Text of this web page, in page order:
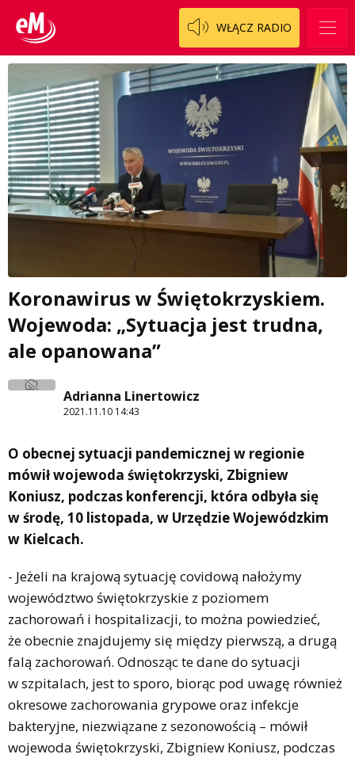
WŁĄCZ RADIO
Koronawirus w Świętokrzyskiem.
Wojewoda: „Sytuacja jest trudna,
ale opanowana”
Adrianna Linertowicz
2021.11.10 14:43
O obecnej sytuacji pandemicznej w regionie
mówił wojewoda świętokrzyski, Zbigniew
Koniusz, podczas konferencji, która odbyła się
w środę, 10 listopada, w Urzędzie Wojewódzkim
w Kielcach.
- Jeżeli na krajową sytuację covidową nałożymy
województwo świętokrzyskie z poziomem
zachorowań i hospitalizacji, to można powiedzieć,
że obecnie znajdujemy się między pierwszą, a drugą
falą zachorowań. Odnosząc te dane do sytuacji
w szpitalach, jest to sporo, biorąc pod uwagę również
okresowe zachorowania grypowe oraz infekcje
bakteryjne, niezwiązane z sezonowością – mówił
wojewoda świętokrzyski, Zbigniew Koniusz, podczas